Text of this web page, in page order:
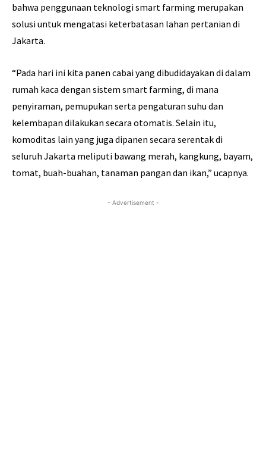
bahwa penggunaan teknologi smart farming merupakan
solusi untuk mengatasi keterbatasan lahan pertanian di
Jakarta.
“Pada hari ini kita panen cabai yang dibudidayakan di dalam
rumah kaca dengan sistem smart farming, di mana
penyiraman, pemupukan serta pengaturan suhu dan
kelembapan dilakukan secara otomatis. Selain itu,
komoditas lain yang juga dipanen secara serentak di
seluruh Jakarta meliputi bawang merah, kangkung, bayam,
tomat, buah-buahan, tanaman pangan dan ikan,” ucapnya.
- Advertisement -